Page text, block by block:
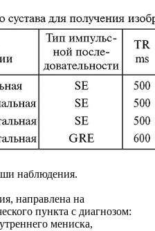
наблюдения.
направлена на
пункта с диагнозом:
мениска,